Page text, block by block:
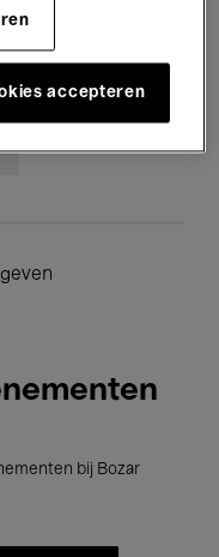
bij Bozar
accepteren